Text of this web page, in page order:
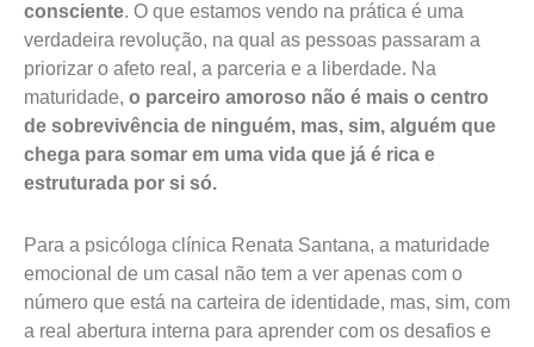
consciente. O que estamos vendo na prática é uma
verdadeira revolução, na qual as pessoas passaram a
priorizar o afeto real, a parceria e a liberdade. Na
maturidade, o parceiro amoroso não é mais o centro
de sobrevivência de ninguém, mas, sim, alguém que
chega para somar em uma vida que já é rica e
estruturada por si só.
Para a psicóloga clínica Renata Santana, a maturidade
emocional de um casal não tem a ver apenas com o
número que está na carteira de identidade, mas, sim, com
a real abertura interna para aprender com os desafios e